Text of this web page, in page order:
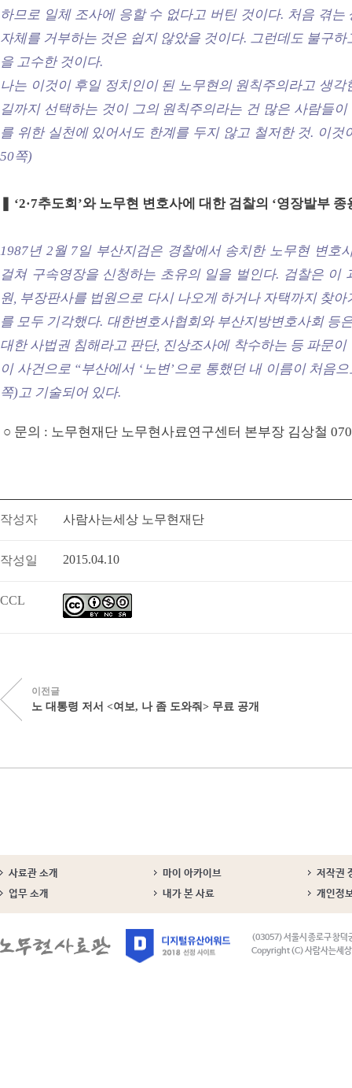
하므로 일체 조사에 응할 수 없다고 버틴 것이다. 처음 겪
자체를 거부하는 것은 쉽지 않았을 것이다. 그런데도 불구
을 고수한 것이다.
나는 이것이 후일 정치인이 된 노무현의 원칙주의라고 생
길까지 선택하는 것이 그의 원칙주의라는 건 많은 사람들
를 위한 실천에 있어서도 한계를 두지 않고 철저한 것. 이것
50쪽)
❚ ‘2·7추도회’와 노무현 변호사에 대한 검찰의 ‘영장발부 종
1987년 2월 7일 부산지검은 경찰에서 송치한 노무현 변호
걸쳐 구속영장을 신청하는 초유의 일을 벌인다. 검찰은 이
원, 부장판사를 법원으로 다시 나오게 하거나 자택까지 찾
를 모두 기각했다. 대한변호사협회와 부산지방변호사회 등
대한 사법권 침해라고 판단, 진상조사에 착수하는 등 파문
이 사건으로 “부산에서 ‘노변’으로 통했던 내 이름이 처음
쪽)고 기술되어 있다.
○ 문의 : 노무현재단 노무현사료연구센터 본부장 김상철
작성자 사람사는세상 노무현재단
작성일 2015.04.10
CCL
이전글
노 대통령 저서 <여보, 나 좀 도와줘> 무료 공개
사료관 소개 마이 아카이브
저작권
업무 소개
내가 본 사료 개인정
(03057) 서울시 종로구 창덕
Copyright (C) 사람사는세